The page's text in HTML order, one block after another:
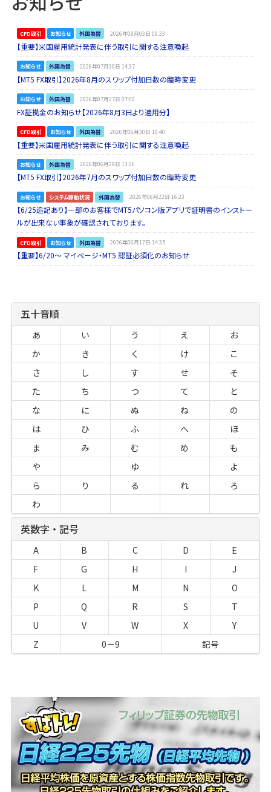
CFD取引 お知らせ 外国為替 2026年08月03日 09:33
【重要】米国雇用統計発表に伴う取引に関する注意喚起
お知らせ 外国為替 2026年07月30日 14:37
【MT5 FX取引】2026年8月のスワップ付加日数の臨時変更
お知らせ 外国為替 2026年07月27日 07:00
FX証拠金のお知らせ【2026年8月3日より適用分】
CFD取引 お知らせ 外国為替 2026年06月30日 10:40
【重要】米国雇用統計発表に伴う取引に関する注意喚起
お知らせ 外国為替 2026年06月29日 13:26
【MT5 FX取引】2026年7月のスワップ付加日数の臨時変更
お知らせ システム稼動状況 外国為替 2026年06月22日 16:23
【6/25追記あり】一部のお客様でMT5パソコン版アプリで証明書のインストー
ルが出来ない事象が確認されております。
CFD取引 お知らせ 外国為替 2026年06月17日 14:35
【重要】6/20～ マイページ・MT5 認証必須化のお知らせ
五十音順
あ い う え
お
か
き く け
こ
さ
し す せ
そ
た
ち つ て
と
な
に ぬ ね
の
は
ひ ふ へ
ほ
ま
み む め
も
や
ゆ
よ
ら
り る れ
ろ
わ
英数字・記号
A B C D
E
F
G H I
J
K
L M N
O
P
Q R S
T
U
V W X
Y
Z
0－9 記号